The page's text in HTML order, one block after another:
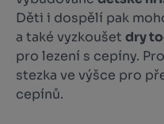
Děti i dospělí pak
a také vyzkoušet dry
pro lezení s cepíny.
stezka ve výšce pro
cepínů.